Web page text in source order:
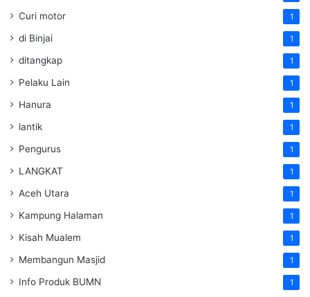
Curi motor 1
di Binjai 1
ditangkap 1
Pelaku Lain 1
Hanura 1
lantik 1
Pengurus 1
LANGKAT 1
Aceh Utara 1
Kampung Halaman 1
Kisah Mualem 1
Membangun Masjid 1
Info Produk BUMN 1